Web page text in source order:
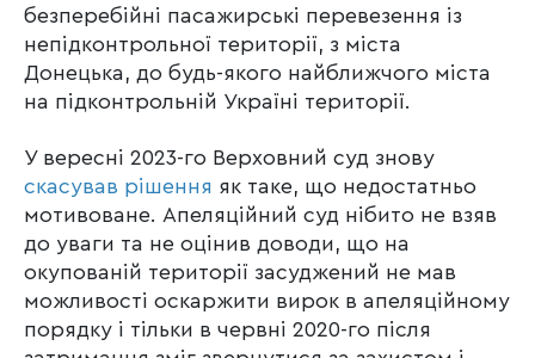
безперебійні пасажирські перевезення із
непідконтрольної території, з міста
Донецька, до будь-якого найближчого міста
на підконтрольній Україні території.
У вересні 2023-го Верховний суд знову
скасував рішення як таке, що недостатньо
мотивоване. Апеляційний суд нібито не взяв
до уваги та не оцінив доводи, що на
окупованій території засуджений не мав
можливості оскаржити вирок в апеляційному
порядку і тільки в червні 2020-го після